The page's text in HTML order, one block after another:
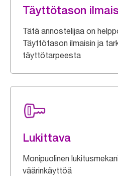
Täyttötason
Tätä annostelijaa on
Täyttötason ilmaisin ja
täyttötarpeesta
Lukittava
Monipuolinen
väärinkäyttöä